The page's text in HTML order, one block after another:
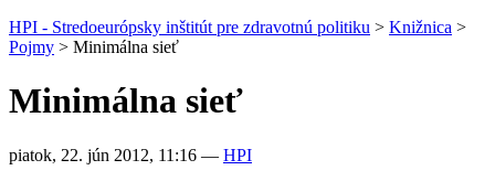
HPI - Stredoeurópsky inštitút pre zdravotnú politiku > Knižnica >
Pojmy > Minimálna sieť
Minimálna sieť
piatok, 22. jún 2012, 11:16 — HPI